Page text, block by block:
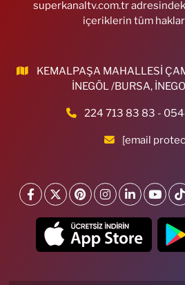
superkanaltv.com.tr
içeriklerin tüm
KEMALPAŞA MAHALLESİ
İNEGÖL /BURSA,
224 713 83 83 -
[email